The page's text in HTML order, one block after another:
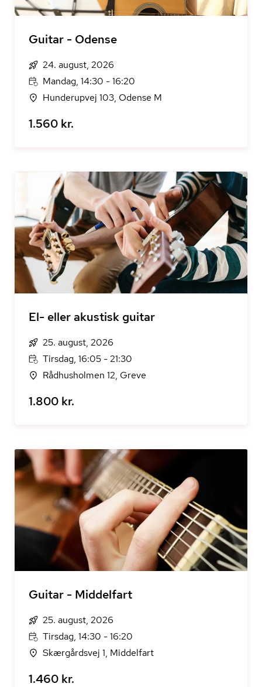
Guitar - Odense
24. august, 2026
Mandag, 14:30 - 16:20
Hunderupvej 103, Odense M
1.560 kr.
El- eller akustisk guitar
25. august, 2026
Tirsdag, 16:05 - 21:30
Rådhusholmen 12, Greve
1.800 kr.
Guitar - Middelfart
25. august, 2026
Tirsdag, 14:30 - 16:20
Skærgårdsvej 1, Middelfart
1.460 kr.